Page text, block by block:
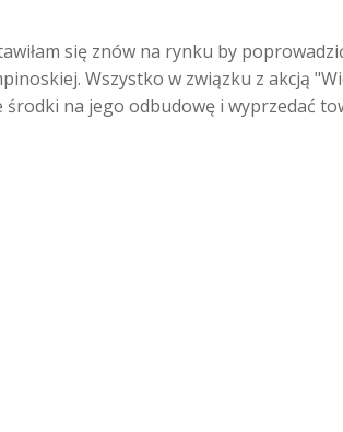
się znów na rynku by
Wszystko w związku z akcją
na jego odbudowę i wyprzedać